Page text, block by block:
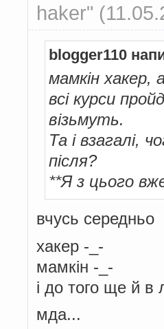
haker"
blogger110
мамкін
всі курси
візьмуть.
Та і взагалі,
після?
**Я з цього
вчусь середньо
хакер -_-
мамкін -_-
і до того ще й в
мда...